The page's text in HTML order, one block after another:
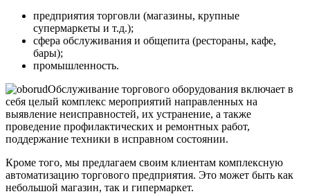
предприятия торговли (магазины, крупные
супермаркеты и т.д.);
сфера обслуживания и общепита (рестораны, кафе,
бары);
промышленность.
Обслуживание торгового оборудования включает в
себя целый комплекс мероприятий направленных на
выявление неисправностей, их устранение, а также
проведение профилактических и ремонтных работ,
поддержание техники в исправном состоянии.
Кроме того, мы предлагаем своим клиентам комплексную
автоматизацию торгового предприятия. Это может быть как
небольшой магазин, так и гипермаркет.